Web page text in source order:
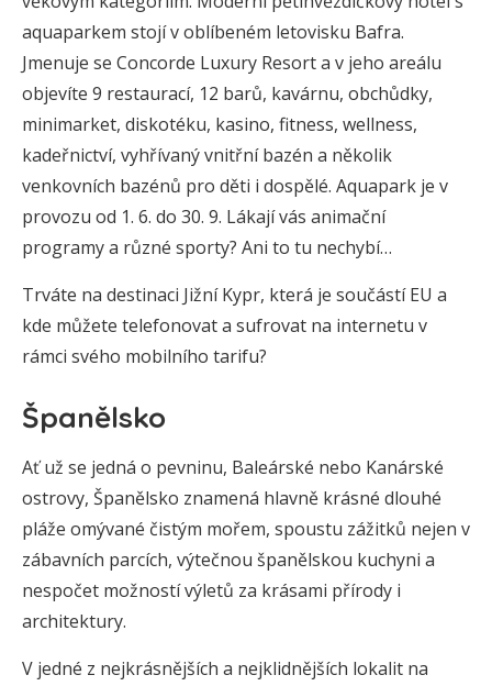
aquaparkem stojí v oblíbeném letovisku Bafra.
Jmenuje se Concorde Luxury Resort a v jeho areálu
objevíte 9 restaurací, 12 barů, kavárnu, obchůdky,
minimarket, diskotéku, kasino, fitness, wellness,
kadeřnictví, vyhřívaný vnitřní bazén a několik
venkovních bazénů pro děti i dospělé. Aquapark je v
provozu od 1. 6. do 30. 9. Lákají vás animační
programy a různé sporty? Ani to tu nechybí…
Trváte na destinaci Jižní Kypr, která je součástí EU a
kde můžete telefonovat a sufrovat na internetu v
rámci svého mobilního tarifu?
Španělsko
Ať už se jedná o pevninu, Baleárské nebo Kanárské
ostrovy, Španělsko znamená hlavně krásné dlouhé
pláže omývané čistým mořem, spoustu zážitků nejen v
zábavních parcích, výtečnou španělskou kuchyni a
nespočet možností výletů za krásami přírody i
architektury.
V jedné z nejkrásnějších a nejklidnějších lokalit na